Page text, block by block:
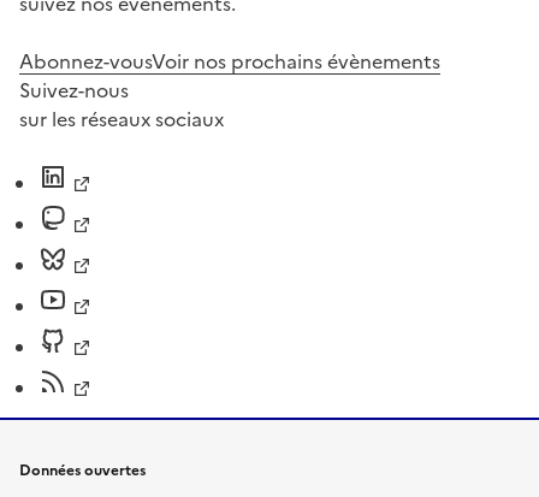
Abonnez-vousVoir nos prochains évènements
Suivez-nous
sur les réseaux sociaux
Données ouvertes